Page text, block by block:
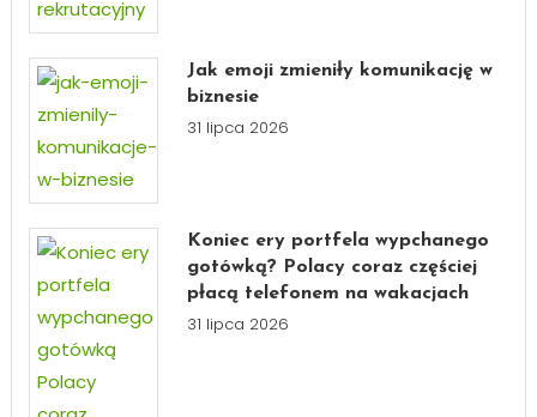
Jak emoji zmieniły komunikację w
biznesie
31 lipca 2026
Koniec ery portfela wypchanego
gotówką? Polacy coraz częściej
płacą telefonem na wakacjach
31 lipca 2026